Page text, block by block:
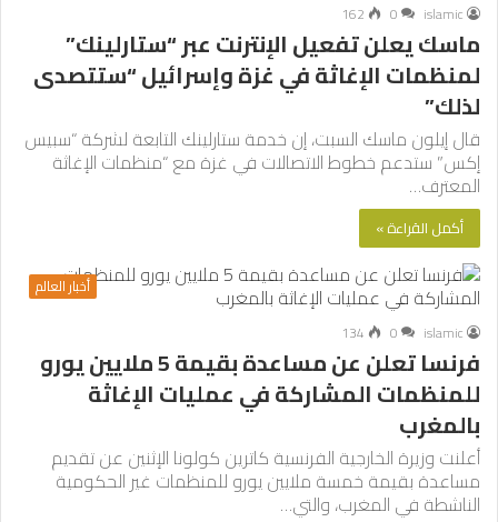
islamic
0
162
ماسك يعلن تفعيل الإنترنت عبر “ستارلينك”
لمنظمات الإغاثة في غزة وإسرائيل “ستتصدى
لذلك”
قال إيلون ماسك السبت، إن خدمة ستارلينك التابعة لشركة “سبيس
إكس” ستدعم خطوط الاتصالات في غزة مع “منظمات الإغاثة
المعترف…
أكمل القراءة »
أخبار العالم
islamic
0
134
فرنسا تعلن عن مساعدة بقيمة 5 ملايين يورو
للمنظمات المشاركة في عمليات الإغاثة
بالمغرب
أعلنت وزيرة الخارجية الفرنسية كاترين كولونا الإثنين عن تقديم
مساعدة بقيمة خمسة ملايين يورو للمنظمات غير الحكومية
الناشطة في المغرب، والتي…